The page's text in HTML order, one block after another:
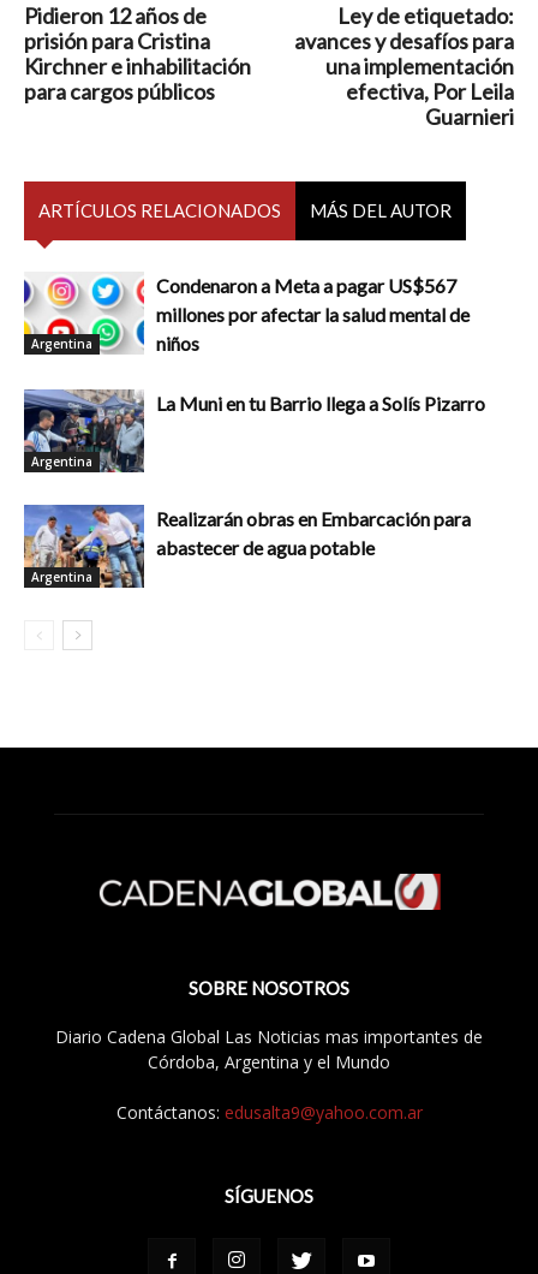
Pidieron 12 años de
prisión para Cristina
Kirchner e inhabilitación
para cargos públicos
Ley de etiquetado:
avances y desafíos para
una implementación
efectiva, Por Leila
Guarnieri
ARTÍCULOS RELACIONADOS MÁS DEL AUTOR
Argentina
Condenaron a Meta a pagar US$567
millones por afectar la salud mental de
niños
Argentina
La Muni en tu Barrio llega a Solís Pizarro
Argentina
Realizarán obras en Embarcación para
abastecer de agua potable
SOBRE NOSOTROS
Diario Cadena Global Las Noticias mas importantes de
Córdoba, Argentina y el Mundo
Contáctanos: edusalta9@yahoo.com.ar
SÍGUENOS